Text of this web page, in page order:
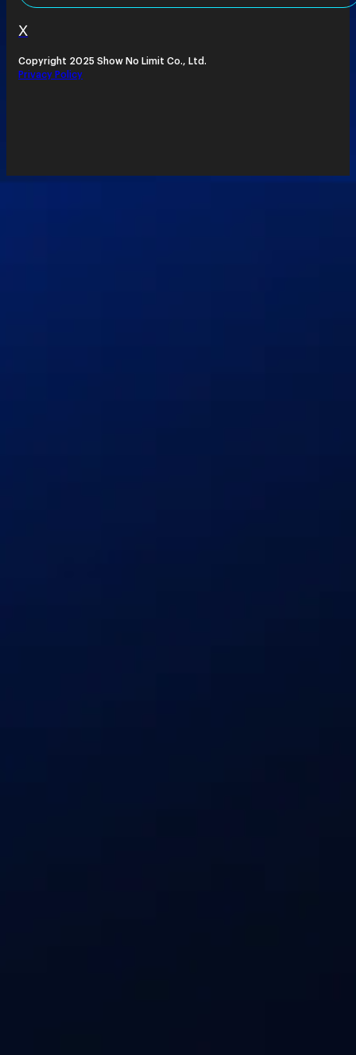
X
Copyright 2025 Show No Limit Co., Ltd.
Privacy Policy